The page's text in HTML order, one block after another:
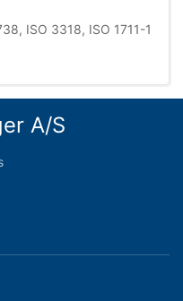
ISO 3318, ISO 1711-1
A/S